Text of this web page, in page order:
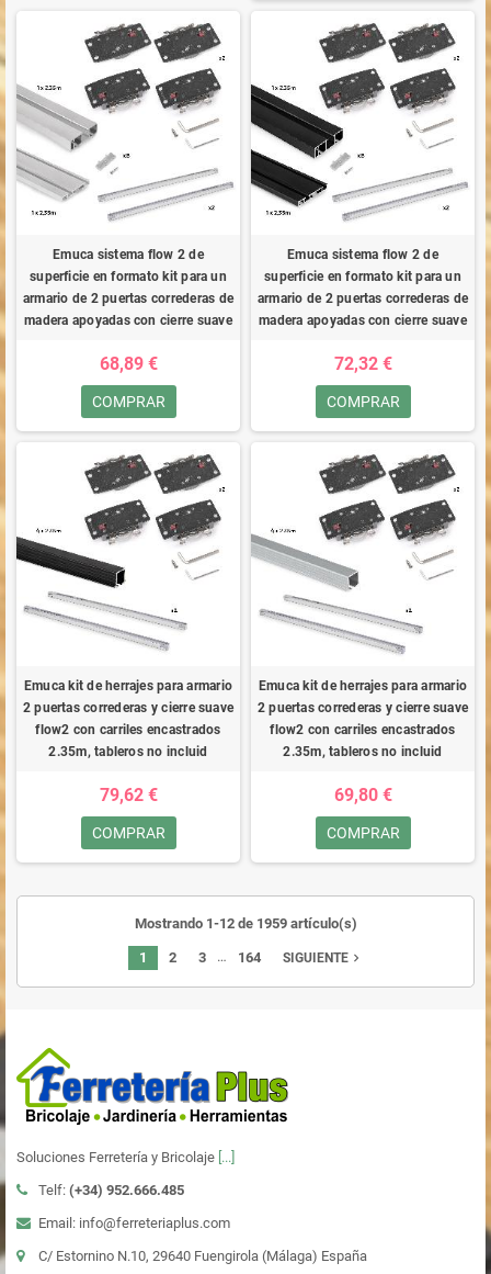
Emuca sistema flow 2 de
superficie en formato kit para un
armario de 2 puertas correderas de
madera apoyadas con cierre suave
68,89 €
COMPRAR
Emuca sistema flow 2 de
superficie en formato kit para un
armario de 2 puertas correderas de
madera apoyadas con cierre suave
72,32 €
COMPRAR
Emuca kit de herrajes para armario
2 puertas correderas y cierre suave
flow2 con carriles encastrados
2.35m, tableros no incluid
79,62 €
COMPRAR
Emuca kit de herrajes para armario
2 puertas correderas y cierre suave
flow2 con carriles encastrados
2.35m, tableros no incluid
69,80 €
COMPRAR
Mostrando 1-12 de 1959 artículo(s)
1 2 3 … 164 SIGUIENTEnavigate_next
Soluciones Ferretería y Bricolaje [...]
Telf: (+34) 952.666.485
Email: info@ferreteriaplus.com
C/ Estornino N.10, 29640 Fuengirola (Málaga) España